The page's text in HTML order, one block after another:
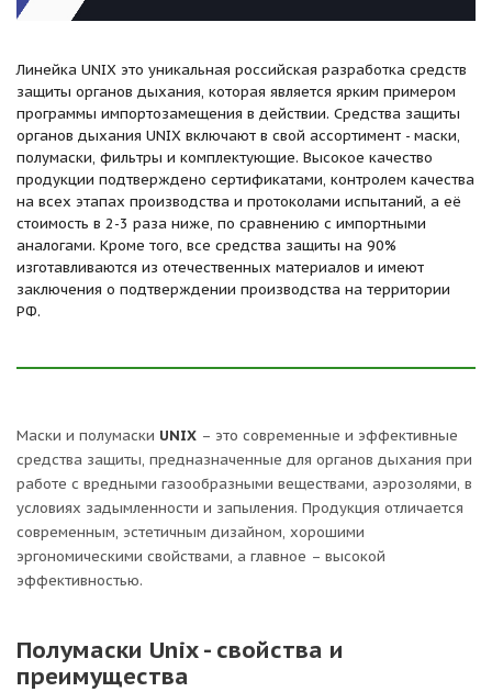
Линейка UNIX это уникальная российская разработка средств
защиты органов дыхания, которая является ярким примером
программы импортозамещения в действии. Средства защиты
органов дыхания UNIX включают в свой ассортимент - маски,
полумаски, фильтры и комплектующие. Высокое качество
продукции подтверждено сертификатами, контролем качества
на всех этапах производства и протоколами испытаний, а её
стоимость в 2-3 раза ниже, по сравнению с импортными
аналогами. Кроме того, все средства защиты на 90%
изготавливаются из отечественных материалов и имеют
заключения о подтверждении производства на территории
РФ.
Маски и полумаски UNIX – это современные и эффективные
средства защиты, предназначенные для органов дыхания при
работе с вредными газообразными веществами, аэрозолями, в
условиях задымленности и запыления. Продукция отличается
современным, эстетичным дизайном, хорошими
эргономическими свойствами, а главное – высокой
эффективностью.
Полумаски Unix - свойства и
преимущества